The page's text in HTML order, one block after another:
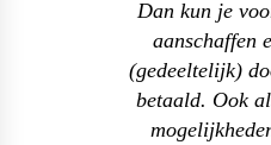
Dan kun je
aanschaffen
(gedeeltelijk)
betaald. Ook